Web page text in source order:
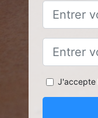
J'accepte